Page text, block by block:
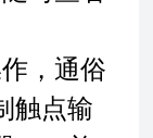
，通俗
触点输